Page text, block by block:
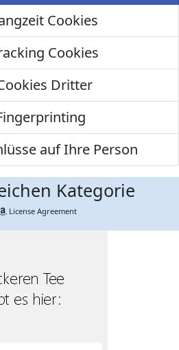
Cookies
Cookies
Dritter
auf Ihre Person
Kategorie
License Agreement